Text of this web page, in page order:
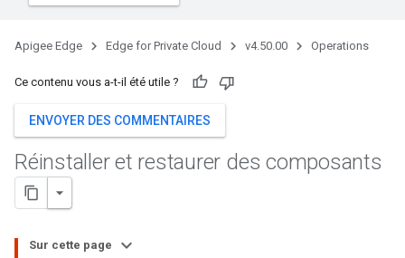
Apigee Edge Edge for Private Cloud v4.50.00 Operations
Ce contenu vous a-t-il été utile ?
ENVOYER DES COMMENTAIRES
Réinstaller et restaurer des composants
Sur cette page